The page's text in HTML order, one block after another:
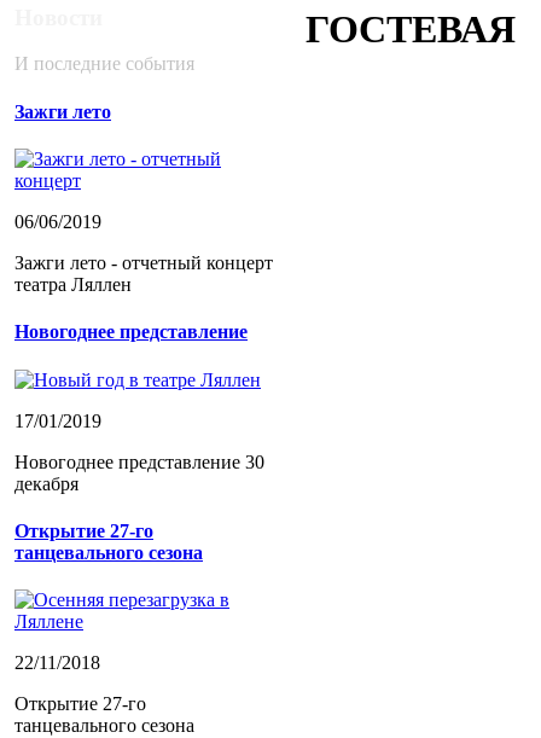
И последние события
Зажги лето
06/06/2019
Зажги лето - отчетный концерт
театра Ляллен
Новогоднее представление
17/01/2019
Новогоднее представление 30
декабря
Открытие 27-го
танцевального сезона
22/11/2018
Открытие 27-го
танцевального сезона
ГОСТЕВАЯ